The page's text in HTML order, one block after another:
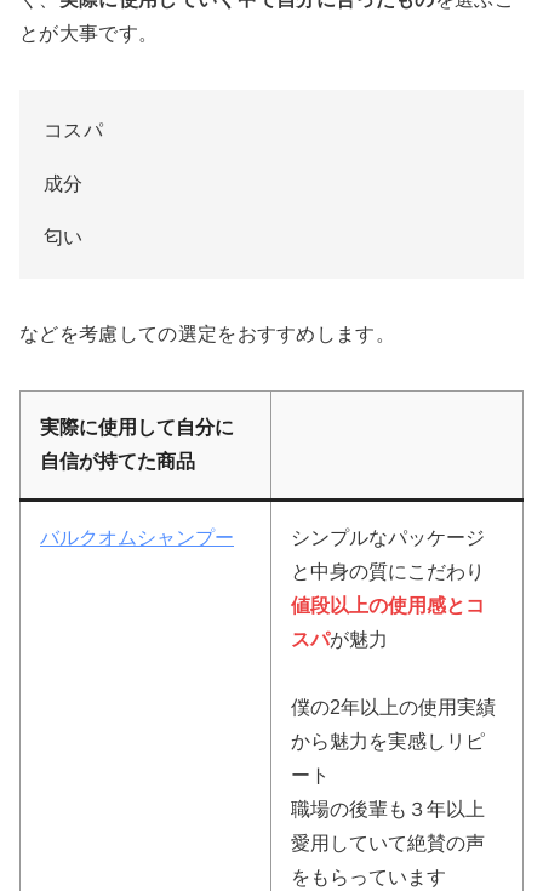
とが大事です。
コスパ
成分
匂い
などを考慮しての選定をおすすめします。
実際に使用して自分に
自信が持てた商品
バルクオムシャンプー
シンプルなパッケージ
と中身の質にこだわり
値段以上の使用感とコ
スパが魅力
僕の2年以上の使用実績
から魅力を実感しリピ
ート
職場の後輩も３年以上
愛用していて絶賛の声
をもらっています